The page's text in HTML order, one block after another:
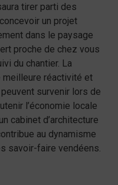
tirer parti des
un projet
dans le paysage
proche de chez vous
du chantier. La
meilleure réactivité et
survenir lors de
l’économie locale
cabinet d’architecture
au dynamisme
savoir-faire vendéens.